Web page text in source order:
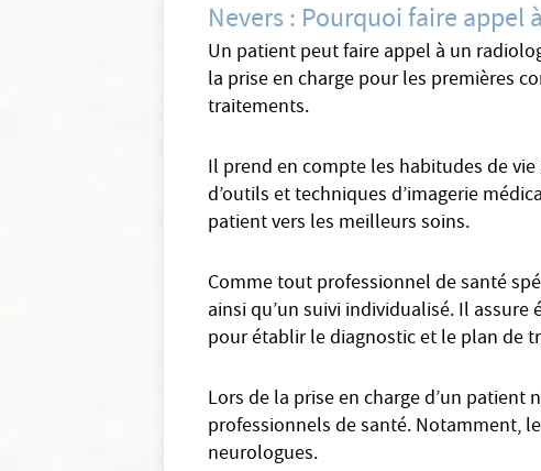
Nevers : Pourquoi faire appel
Un patient peut faire appel à un
la prise en charge pour les premières
traitements.
Il prend en compte les habitudes de
d’outils et techniques d’imagerie
patient vers les meilleurs soins.
Comme tout professionnel de santé
ainsi qu’un suivi individualisé. Il
pour établir le diagnostic et le plan de
Lors de la prise en charge d’un
professionnels de santé. Notamment,
neurologues.